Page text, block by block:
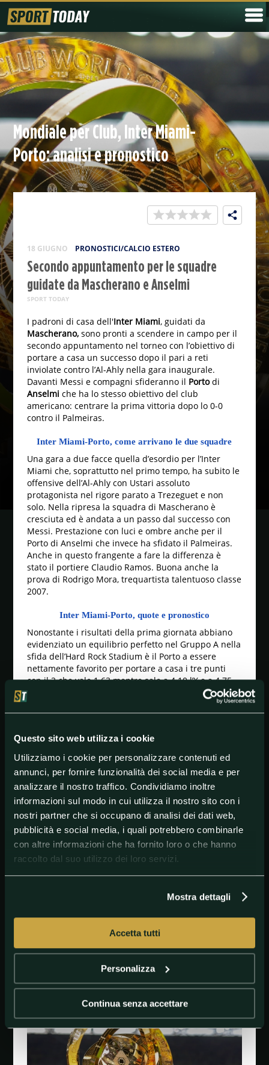
Questo sito web utilizza i cookie
Utilizziamo i cookie per personalizzare contenuti ed
annunci, per fornire funzionalità dei social media e per
analizzare il nostro traffico. Condividiamo inoltre
informazioni sul modo in cui utilizza il nostro sito con i
nostri partner che si occupano di analisi dei dati web,
pubblicità e social media, i quali potrebbero combinarle
con altre informazioni che ha fornito loro o che hanno
raccolto dal suo utilizzo dei loro servizi.
Mostra dettagli
Accetta tutti
Personalizza
Continua senza accettare
Mondiale per Club, Inter Miami-
Porto: analisi e pronostico
18 GIUGNO PRONOSTICI/CALCIO ESTERO
Secondo appuntamento per le squadre
guidate da Mascherano e Anselmi
SPORT TODAY
I padroni di casa dell'Inter Miami, guidati da
Mascherano,sono pronti a scendere in campo per il
secondo appuntamento nel torneo con l’obiettivo di
portare a casa un successo dopo il pari a reti
inviolate contro l’Al-Ahly nella gara inaugurale.
Davanti Messi e compagni sfideranno il Portodi
Anselmi che ha lo stesso obiettivo del club
americano: centrare la prima vittoria dopo lo 0-0
contro il Palmeiras.
Inter Miami-Porto, come arrivano le due squadre
Una gara a due facce quella d’esordio per l’Inter
Miami che, soprattutto nel primo tempo, ha subito le
offensive dell’Al-Ahly con Ustari assoluto
protagonista nel rigore parato a Trezeguet e non
solo. Nella ripresa la squadra di Mascherano è
cresciuta ed è andata a un passo dal successo con
Messi. Prestazione con luci e ombre anche per il
Porto di Anselmi che invece ha sfidato il Palmeiras.
Anche in questo frangente a fare la differenza è
stato il portiere Claudio Ramos. Buona anche la
prova di Rodrigo Mora, trequartista talentuoso classe
2007.
Inter Miami-Porto, quote e pronostico
Nonostante i risultati della prima giornata abbiano
evidenziato un equilibrio perfetto nel Gruppo A nella
sfida dell’Hard Rock Stadium è il Porto a essere
nettamente favorito per portare a casa i tre punti
con il 2 che vale 1.63 mentre sale a 4.10 l’X e a 4.75
l’1 dell’Inter Miami. Nonostante lo 0-0 nella gara
d'esordio entrambe le squadre hanno sicuramente
due ottimi attacchi. Basti pensare che gli statunitensi
ultime quattro sfide giocate e che i lusitani hanno
collezionato tre successi consecutivi mettendo a
segno sempre due reti. Per questo la sfida si
preannuncia frizzante e ricca di gol con una giocata
interessante che fa riferimento alla combo2 + Over
2.5che vale 2.30 per Goldbet e Lottomatica e 2.15
per Sisal.
Inter Miami-Porto, probabili formazioni
Inter Miami (4-4-2)
: Ustari; Frai, Falcon, Martinez,
Suárez.All.: Mascherano.
: Claudio Ramos; Fernandes, Zé Pedro,
Moura; Rodrigo Mora, Pepê; Samuel Omorodion.All.: